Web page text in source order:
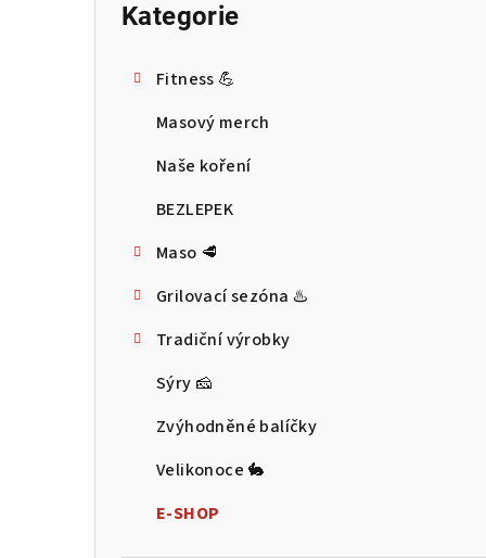
Přeskočit
Kategorie
Fitness 💪
Masový merch
Naše koření
BEZLEPEK
Maso 🥩
Grilovací sezóna ♨️
Tradiční výrobky
Sýry 🧀
Zvýhodněné balíčky
Velikonoce 🐇
E-SHOP